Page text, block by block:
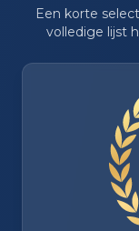
Een korte
volledige lijst